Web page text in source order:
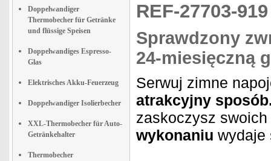
Doppelwandiger
Thermobecher für Getränke
und flüssige Speisen
Doppelwandiges Espresso-
Glas
Elektrisches Akku-Feuerzeug
Doppelwandiger Isolierbecher
XXL-Thermobecher für Auto-
Getränkehalter
Thermobecher
REF-27703-
Sprawdzony
24-miesięczną
Serwuj zimne
atrakcyjny
zaskoczysz
wykonaniu wydaje